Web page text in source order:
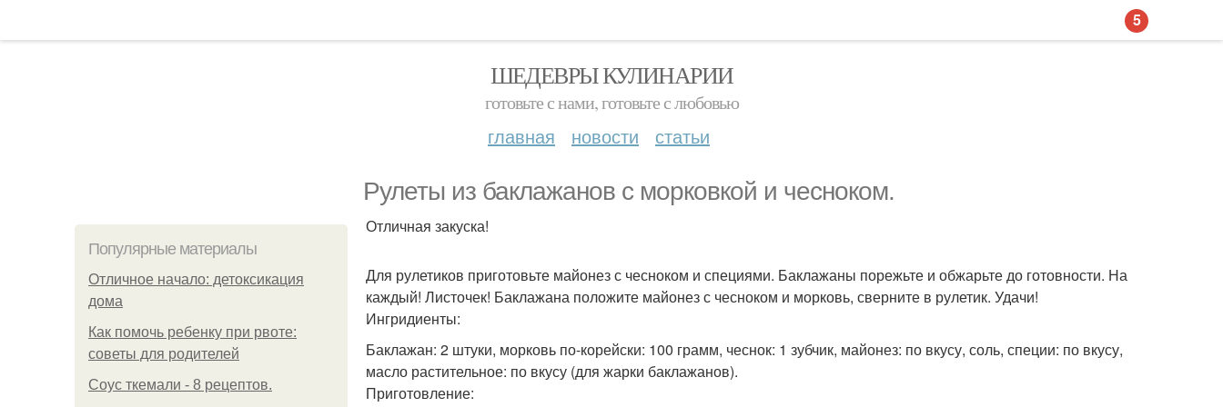
ШЕДЕВРЫ КУЛИНАРИИ
готовьте с нами, готовьте с любовью
главная новости статьи
Рулеты из баклажанов с морковкой и чесноком.
Популярные материалы
Отличное начало: детоксикация
дома
Как помочь ребенку при рвоте:
советы для родителей
Соус ткемали - 8 рецептов.
Отличная закуска!
Для рулетиков приготовьте майонез с чесноком и специями. Баклажаны порежьте и обжарьте до готовности. На
каждый! Листочек! Баклажана положите майонез с чесноком и морковь, сверните в рулетик. Удачи!
Ингридиенты:
Баклажан: 2 штуки, морковь по-корейски: 100 грамм, чеснок: 1 зубчик, майонез: по вкусу, соль, специи: по вкусу,
масло растительное: по вкусу (для жарки баклажанов).
Приготовление:
5